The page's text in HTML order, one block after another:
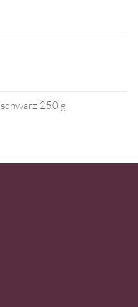
250 g